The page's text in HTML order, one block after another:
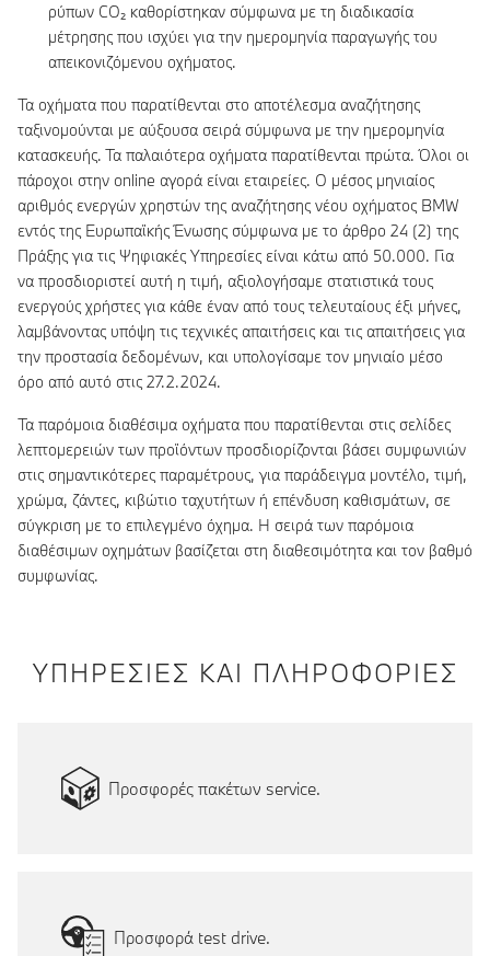
ρύπων CO₂ καθορίστηκαν σύμφωνα με τη διαδικασία
μέτρησης που ισχύει για την ημερομηνία παραγωγής του
απεικονιζόμενου οχήματος.
Τα οχήματα που παρατίθενται στο αποτέλεσμα αναζήτησης
ταξινομούνται με αύξουσα σειρά σύμφωνα με την ημερομηνία
κατασκευής. Τα παλαιότερα οχήματα παρατίθενται πρώτα. Όλοι οι
πάροχοι στην online αγορά είναι εταιρείες. Ο μέσος μηνιαίος
αριθμός ενεργών χρηστών της αναζήτησης νέου οχήματος BMW
εντός της Ευρωπαϊκής Ένωσης σύμφωνα με το άρθρο 24 (2) της
Πράξης για τις Ψηφιακές Υπηρεσίες είναι κάτω από 50.000. Για
να προσδιοριστεί αυτή η τιμή, αξιολογήσαμε στατιστικά τους
ενεργούς χρήστες για κάθε έναν από τους τελευταίους έξι μήνες,
λαμβάνοντας υπόψη τις τεχνικές απαιτήσεις και τις απαιτήσεις για
την προστασία δεδομένων, και υπολογίσαμε τον μηνιαίο μέσο
όρο από αυτό στις 27.2.2024.
Τα παρόμοια διαθέσιμα οχήματα που παρατίθενται στις σελίδες
λεπτομερειών των προϊόντων προσδιορίζονται βάσει συμφωνιών
στις σημαντικότερες παραμέτρους, για παράδειγμα μοντέλο, τιμή,
χρώμα, ζάντες, κιβώτιο ταχυτήτων ή επένδυση καθισμάτων, σε
σύγκριση με το επιλεγμένο όχημα. Η σειρά των παρόμοια
διαθέσιμων οχημάτων βασίζεται στη διαθεσιμότητα και τον βαθμό
συμφωνίας.
ΥΠΗΡΕΣΙΕΣ ΚΑΙ ΠΛΗΡΟΦΟΡΙΕΣ
Προσφορές πακέτων service.
Προσφορά test drive.